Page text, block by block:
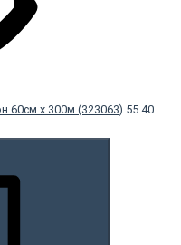
60см х 300м (323063) 55.40